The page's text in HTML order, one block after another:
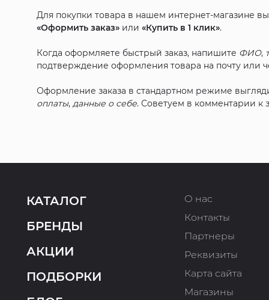
Для покупки товара в нашем интернет-магазине
«Оформить заказ» или«Купить в 1 клик».
Когда оформляете быстрый заказ, напишите ФИО,
подтверждение оформления товара на почту или
Оформление заказа в стандартном режиме
оплаты,данные о себе. Советуем в комментарии к
КАТАЛОГ
БРЕНДЫ
АКЦИИ
ПОДБОРКИ
О нас
Контакты
Партнеры
Реквизиты
Карта сайта
Магазины